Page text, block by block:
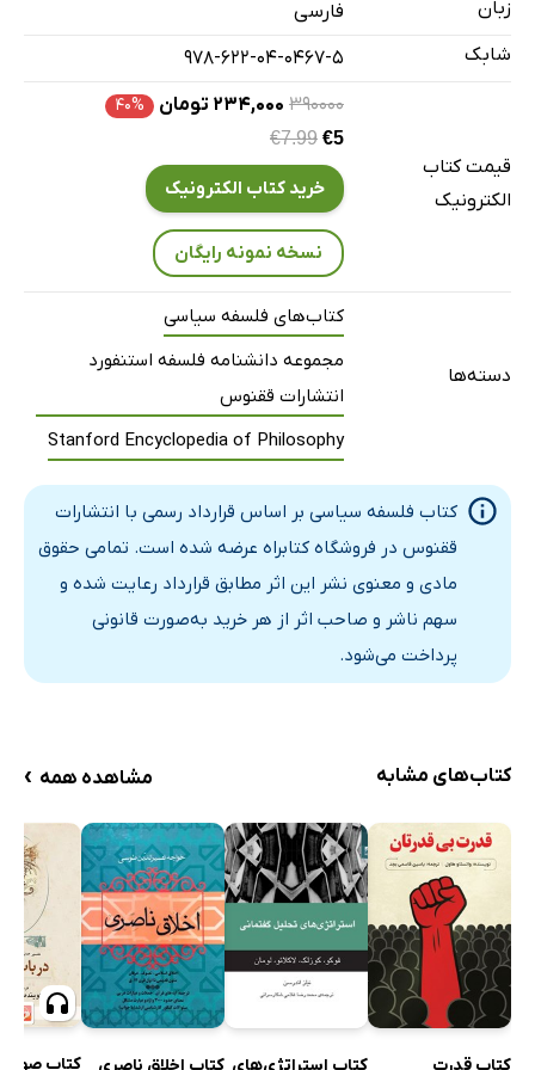
2. تفسیرهاى متغیر
3. خلطى مفهومى
6. دست‌هاى آلوده شهروندان
[درآمد]
3. صلح‌گرایى پیامدگرایانه
شکنجه: شِماس میلر
2. شکنجه چه ایرادى دارد؟
3. توجیه اخلاقى شکنجه‌هاى استثنایى در موقعیت‌هاى
اضطرارى
یادداشت‌ها
کتابنامه
پیشرفت: مارگارت میک‌لَنگى
[درآمد]
زبان
فارسی
شابک
978-622-04-0467-5
قیمت کتاب
الکترونیک
۳۹۰۰۰۰ ۲۳۴,۰۰۰ تومان ۴۰%
€7.99 €5
خرید کتاب الکترونیک
نسخه نمونه رایگان
دسته‌ها
کتاب‌های فلسفه سیاسی
مجموعه دانشنامه فلسفه استنفورد
انتشارات ققنوس
Stanford Encyclopedia of Philosophy
کتاب فلسفه سیاسی بر اساس قرارداد رسمی با انتشارات
ققنوس در فروشگاه کتابراه عرضه شده است. تمامی حقوق
مادی و معنوی نشر این اثر مطابق قرارداد رعایت شده و
سهم ناشر و صاحب اثر از هر خرید به‌صورت قانونی
پرداخت می‌شود.
کتاب‌های مشابه مشاهده همه ›
کتاب قدرت
کتاب استراتژی‌های کتاب اخلاق ناصری
کتاب